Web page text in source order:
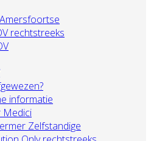
rechtstreeks
informatie
Medici
Zelfstandige